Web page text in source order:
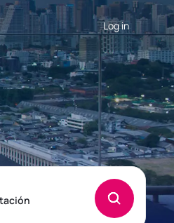
Log in